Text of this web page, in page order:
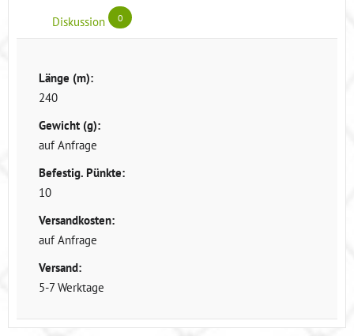
Diskussion 0
Länge (m):
240
Gewicht (g):
auf Anfrage
Befestig. Pünkte:
10
Versandkosten:
auf Anfrage
Versand:
5-7 Werktage